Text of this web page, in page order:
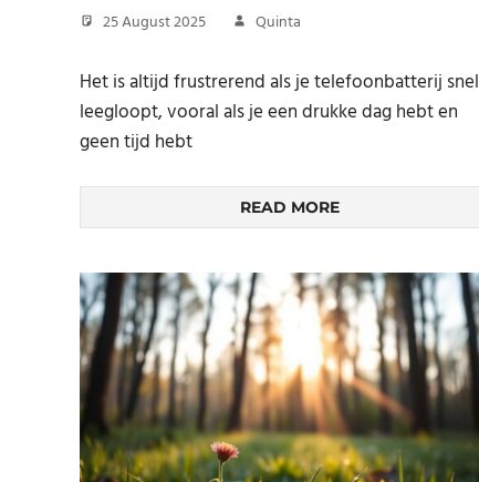
25 August 2025 Quinta
Het is altijd frustrerend als je telefoonbatterij snel
leegloopt, vooral als je een drukke dag hebt en
geen tijd hebt
READ MORE